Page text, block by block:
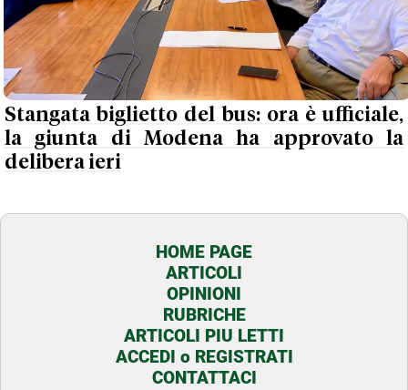
Stangata biglietto del bus: ora è ufficiale,
la giunta di Modena ha approvato la
delibera ieri
HOME PAGE
ARTICOLI
OPINIONI
RUBRICHE
ARTICOLI PIU LETTI
ACCEDI o REGISTRATI
CONTATTACI